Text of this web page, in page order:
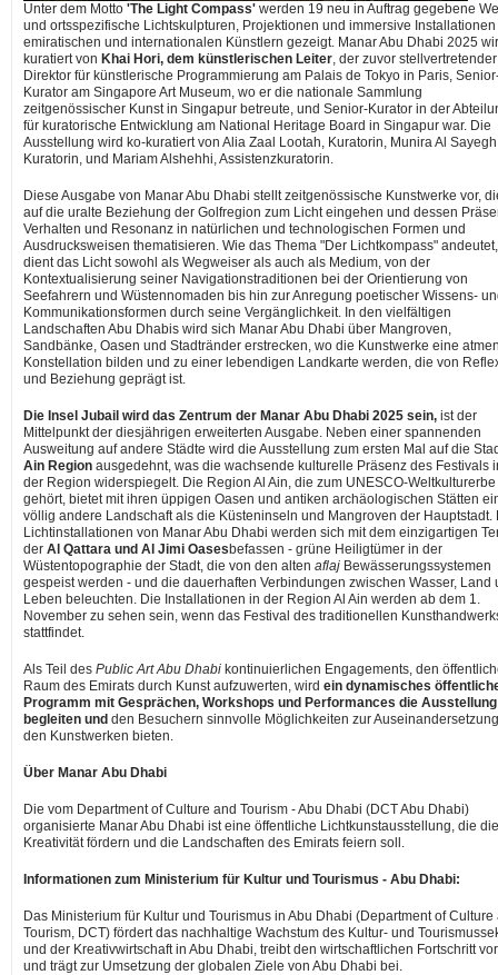
Unter dem Motto 'The Light Compass' werden 19 neu in Auftrag gegebene
und ortsspezifische Lichtskulpturen, Projektionen und immersive
emiratischen und internationalen Künstlern gezeigt. Manar Abu Dhabi 2025
kuratiert von Khai Hori, dem künstlerischen Leiter, der zuvor stellvertretender
Direktor für künstlerische Programmierung am Palais de Tokyo in Paris,
Kurator am Singapore Art Museum, wo er die nationale Sammlung
zeitgenössischer Kunst in Singapur betreute, und Senior-Kurator in der
für kuratorische Entwicklung am National Heritage Board in Singapur war. Die
Ausstellung wird ko-kuratiert von Alia Zaal Lootah, Kuratorin, Munira Al Sayegh
Kuratorin, und Mariam Alshehhi, Assistenzkuratorin.
Diese Ausgabe von Manar Abu Dhabi stellt zeitgenössische Kunstwerke vor,
auf die uralte Beziehung der Golfregion zum Licht eingehen und dessen
Verhalten und Resonanz in natürlichen und technologischen Formen und
Ausdrucksweisen thematisieren. Wie das Thema "Der Lichtkompass" andeutet,
dient das Licht sowohl als Wegweiser als auch als Medium, von der
Kontextualisierung seiner Navigationstraditionen bei der Orientierung von
Seefahrern und Wüstennomaden bis hin zur Anregung poetischer Wissens-
Kommunikationsformen durch seine Vergänglichkeit. In den vielfältigen
Landschaften Abu Dhabis wird sich Manar Abu Dhabi über Mangroven,
Sandbänke, Oasen und Stadtränder erstrecken, wo die Kunstwerke eine
Konstellation bilden und zu einer lebendigen Landkarte werden, die von
und Beziehung geprägt ist.
Die Insel Jubail wird das Zentrum der Manar Abu Dhabi 2025 sein, ist der
Mittelpunkt der diesjährigen erweiterten Ausgabe. Neben einer spannenden
Ausweitung auf andere Städte wird die Ausstellung zum ersten Mal auf die
Ain Region ausgedehnt, was die wachsende kulturelle Präsenz des Festivals
der Region widerspiegelt. Die Region Al Ain, die zum UNESCO-Weltkulturerbe
gehört, bietet mit ihren üppigen Oasen und antiken archäologischen Stätten
völlig andere Landschaft als die Küsteninseln und Mangroven der Hauptstadt.
Lichtinstallationen von Manar Abu Dhabi werden sich mit dem einzigartigen
der Al Qattara und Al Jimi Oasesbefassen - grüne Heiligtümer in der
Wüstentopographie der Stadt, die von den alten aflaj Bewässerungssystemen
gespeist werden - und die dauerhaften Verbindungen zwischen Wasser, Land
Leben beleuchten. Die Installationen in der Region Al Ain werden ab dem 1.
November zu sehen sein, wenn das Festival des traditionellen
stattfindet.
Als Teil des Public Art Abu Dhabi kontinuierlichen Engagements, den
Raum des Emirats durch Kunst aufzuwerten, wird ein dynamisches
Programm mit Gesprächen, Workshops und Performances die Ausstellung
begleiten und den Besuchern sinnvolle Möglichkeiten zur
den Kunstwerken bieten.
Über Manar Abu Dhabi
Die vom Department of Culture and Tourism -Abu Dhabi (DCT Abu Dhabi)
organisierte Manar Abu Dhabi ist eine öffentliche Lichtkunstausstellung, die die
Kreativität fördern und die Landschaften des Emirats feiern soll.
Informationen zum Ministerium für Kultur und Tourismus - Abu Dhabi:
Das Ministerium für Kultur und Tourismus in Abu Dhabi (Department of Culture
Tourism, DCT) fördert das nachhaltige Wachstum des Kultur- und
und der Kreativwirtschaft in Abu Dhabi, treibt den wirtschaftlichen Fortschritt
und trägt zur Umsetzung der globalen Ziele von Abu Dhabi bei.